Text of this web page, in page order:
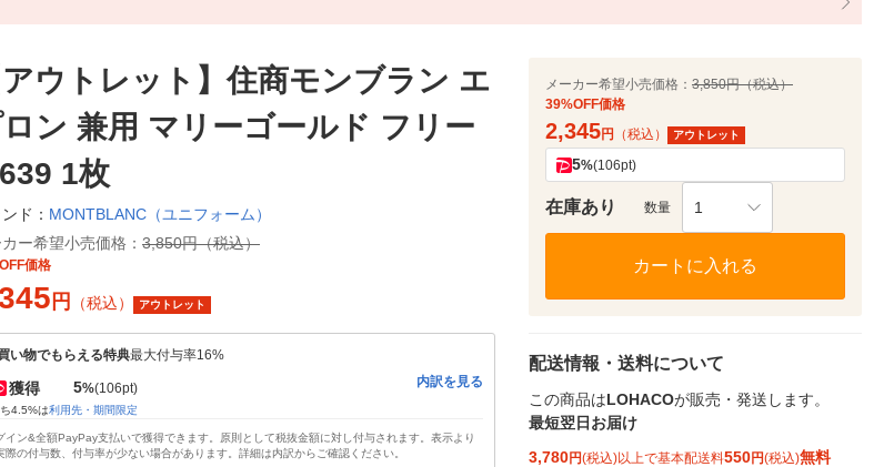
アウトレット】住商モンブラン エ
ン 兼用 マリーゴールド フリー
1枚
ド： MONTBLANC（ユニフォーム）
カー希望小売価格： 3,850円（税込）
価格
円 （税込） アウトレット
い物でもらえる特典最大付与率16%
獲得 5%(106pt)
ち4.5%は利用先・期間限定
内訳を見る
イン&全額PayPay支払いで獲得できます。原則として税抜金額に対し付与されます。表示より
際の付与数、付与率が少ない場合があります。詳細は内訳からご確認ください。
メーカー希望小売価格： 3,850円（税込）
39%OFF価格
2,345円 （税込） アウトレット
5%(106pt)
在庫あり 数量 1
カートに入れる
配送情報・送料について
この商品はLOHACOが販売・発送します。
最短翌日お届け
3,780円(税込)以上で基本配送料550円(税込)無料